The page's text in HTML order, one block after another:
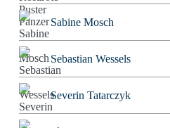
Sabine Mosch
Sebastian Wessels
Severin Tatarczyk